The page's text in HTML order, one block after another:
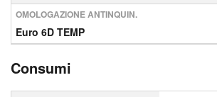
OMOLOGAZIONE ANTINQUIN.
Euro 6D TEMP
Consumi